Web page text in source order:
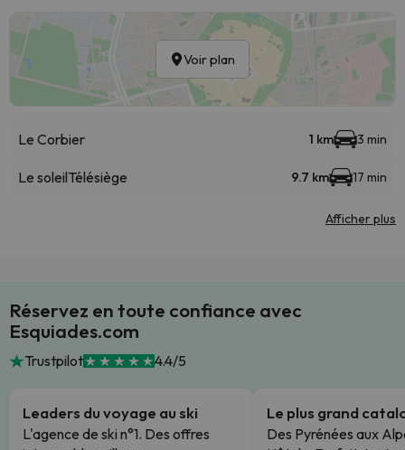
Voir plan
Le Corbier 1 km 3 min
Le soleilTélésiège 9.7 km 17 min
Afficher plus
Réservez en toute confiance avec
Esquiades.com
Trustpilot 4.4/5
Leaders du voyage au ski
L'agence de ski n°1. Des offres
Le plus grand
Des Pyrénées aux